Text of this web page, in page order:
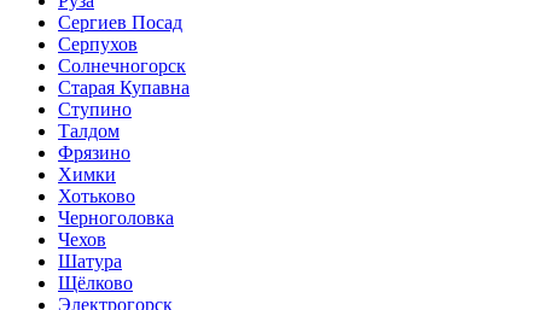
Сергиев Посад
Серпухов
Солнечногорск
Старая Купавна
Ступино
Талдом
Фрязино
Химки
Хотьково
Черноголовка
Чехов
Шатура
Щёлково
Электрогорск